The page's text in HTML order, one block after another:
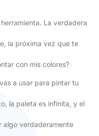
La verdadera
la próxima vez que te
con mis colores?
a usar para pintar tu
la paleta es infinita, y el
algo verdaderamente